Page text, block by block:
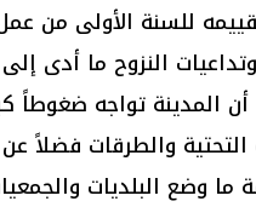
للسنة الأولى من
النزوح ما أدى
المدينة تواجه ضغوطاً
التحتية والطرقات فضلاً
ما وضع البلديات